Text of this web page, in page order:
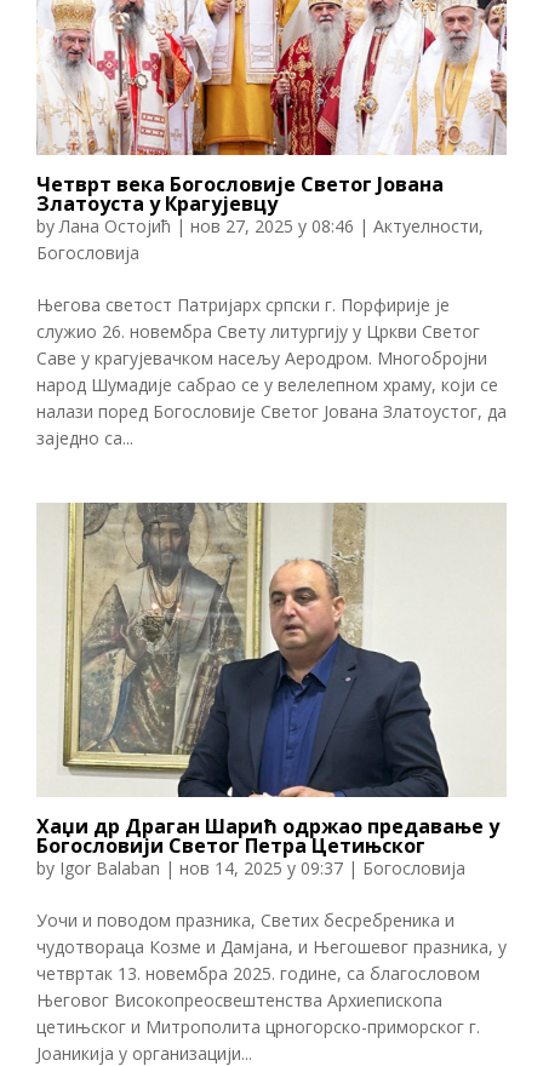
Четврт века Богословије Светог Јована
Златоуста у Крагујевцу
byЛана Остојић | нов 27, 2025 у 08:46 | Актуелности,
Богословија
Његова светост Патријарх српски г. Порфирије је
служио 26. новембра Свету литургију у Цркви Светог
Саве у крагујевачком насељу Аеродром. Многобројни
народ Шумадије сабрао се у велелепном храму, који се
налази поред Богословије Светог Јована Златоустог, да
заједно са...
Хаџи др Драган Шарић одржао предавање у
Богословији Светог Петра Цетињског
by Igor Balaban | нов 14, 2025 у 09:37 | Богословија
Уочи и поводом празника, Светих бесребреника и
чудотвораца Козме и Дамјана, и Његошевог празника, у
четвртак 13. новембра 2025. године, са благословом
Његовог Високопреосвештенства Архиепископа
цетињског и Митрополита црногорско-приморског г.
Јоаникија у организацији...